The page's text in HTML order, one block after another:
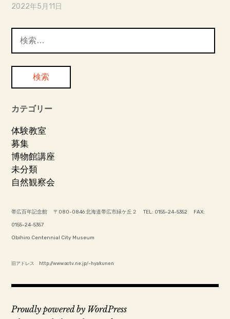
2022年5月11日
索:
カテゴリー
体験教室
募集
博物館講座
未分類
自然観察会
帯広百年記念館 〒080-0846 北海道帯広市緑ケ丘２ TEL: 0155-24-5352 FAX:
0155-24-5357
Obihiro Centennial City Museum
旧アドレス http://www.octv.ne.jp/~hyakunen
Proudly powered by WordPress